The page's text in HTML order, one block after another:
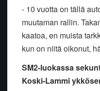
- 10 vuotta on tällä
muutaman rallin.
kaatoa, en muista
kun on niitä oikonut,
SM2-luokassa
Koski-Lammi